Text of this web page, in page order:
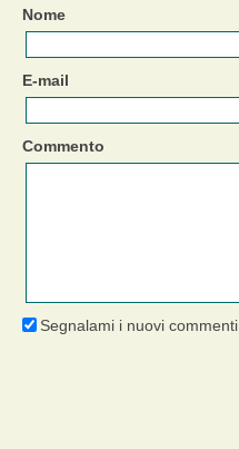
Nome
E-mail
Commento
Segnalami i nuovi commenti